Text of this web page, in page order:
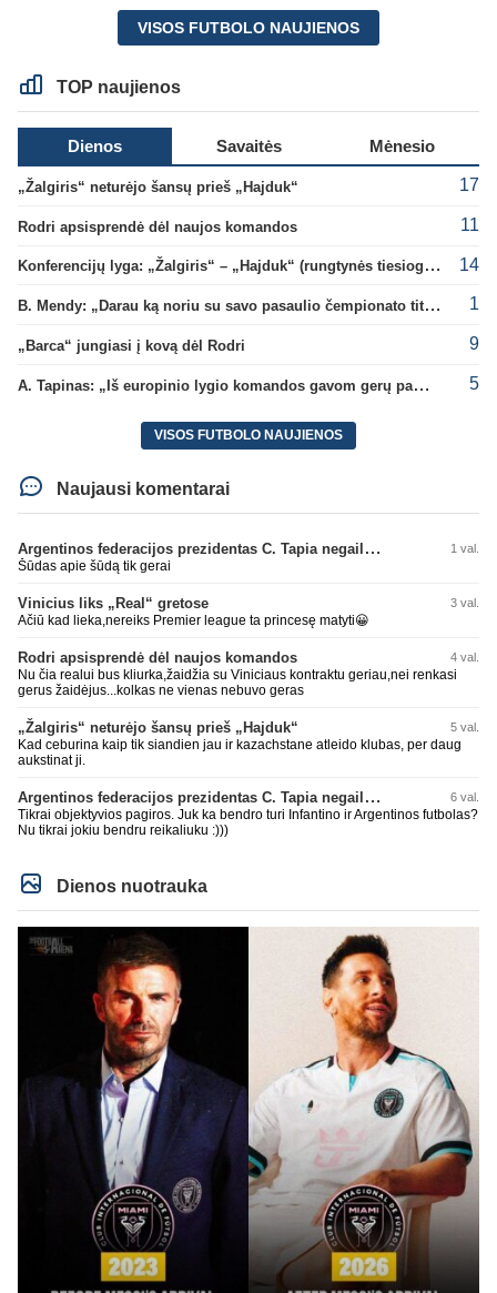
VISOS FUTBOLO NAUJIENOS
TOP naujienos
Dienos Savaitės Mėnesio
„Žalgiris“ neturėjo šansų prieš „Hajduk“ 17
Rodri apsisprendė dėl naujos komandos 11
Konferencijų lyga: „Žalgiris“ – „Hajduk“ (rungtynės tiesiogiai) 14
B. Mendy: „Darau ką noriu su savo pasaulio čempionato titulu“ 1
„Barca“ jungiasi į kovą dėl Rodri 9
A. Tapinas: „Iš europinio lygio komandos gavom gerų pamokų“ 5
VISOS FUTBOLO NAUJIENOS
Naujausi komentarai
Argentinos federacijos prezidentas C. Tapia negailėjo pagyrų G. Infantino 1 val.
Šūdas apie šūdą tik gerai
Vinicius liks „Real“ gretose 3 val.
Ačiū kad lieka,nereiks Premier league ta princesę matyti😀
Rodri apsisprendė dėl naujos komandos 4 val.
Nu čia realui bus kliurka,žaidžia su Viniciaus kontraktu geriau,nei renkasi
gerus žaidėjus...kolkas ne vienas nebuvo geras
„Žalgiris“ neturėjo šansų prieš „Hajduk“ 5 val.
Kad ceburina kaip tik siandien jau ir kazachstane atleido klubas, per daug
aukstinat ji.
Argentinos federacijos prezidentas C. Tapia negailėjo pagyrų G. Infantino 6 val.
Tikrai objektyvios pagiros. Juk ka bendro turi Infantino ir Argentinos futbolas?
Nu tikrai jokiu bendru reikaliuku :)))
Dienos nuotrauka